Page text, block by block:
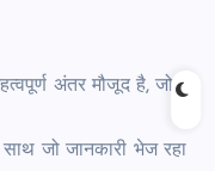
अंतर मौजूद है, जो
जो जानकारी भेज रहा